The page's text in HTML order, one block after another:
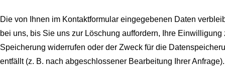
Die von Ihnen im Kontaktformular eingegebenen Daten
bei uns, bis Sie uns zur Löschung auffordern, Ihre Einwilligung
Speicherung widerrufen oder der Zweck für die
entfällt (z. B. nach abgeschlossener Bearbeitung Ihrer Anfrage).